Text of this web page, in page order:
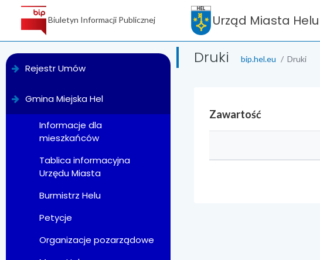
Biuletyn Informacji Publicznej
Rejestr Umów
Gmina Miejska Hel
Informacje dla
mieszkańców
Tablica informacyjna
Urzędu Miasta
Burmistrz Helu
Petycje
Organizacje pozarządowe
Urząd Miasta Helu
Druki bip.hel.eu Druki
Zawartość